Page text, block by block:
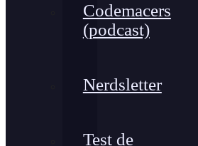
Codemacers
(podcast)
Nerdsletter
Test de